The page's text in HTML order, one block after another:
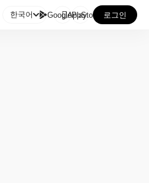
한국어 GooglePlay
AppStore 로그인